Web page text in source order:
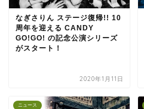
なぎさりん ステージ復帰!! 10
周年を迎える CANDY
GO!GO! の記念公演シリーズ
がスタート！
2020年1月11日
ニュース